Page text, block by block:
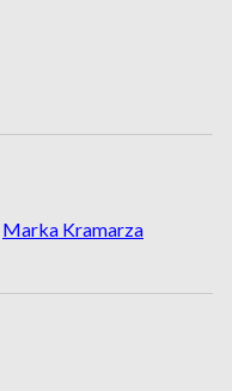
Marka Kramarza